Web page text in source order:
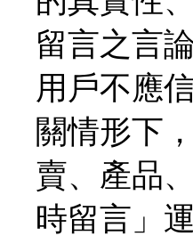
留言之言
用戶不應
關情形下
賣、產品
時留言」